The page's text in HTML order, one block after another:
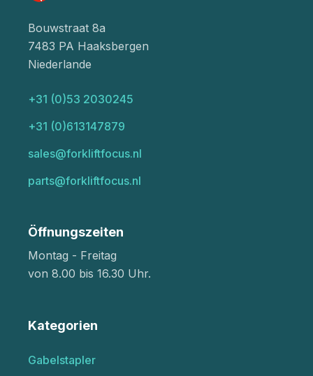
Bouwstraat 8a
7483 PA Haaksbergen
Niederlande
+31 (0)53 2030245
+31 (0)613147879
sales@forkliftfocus.nl
parts@forkliftfocus.nl
Öffnungszeiten
Montag - Freitag
von 8.00 bis 16.30 Uhr.
Kategorien
Gabelstapler